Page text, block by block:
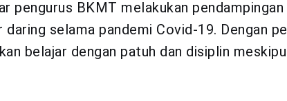
pengurus BKMT melakukan
daring selama pandemi Covid-19. Dengan
belajar dengan patuh dan disiplin